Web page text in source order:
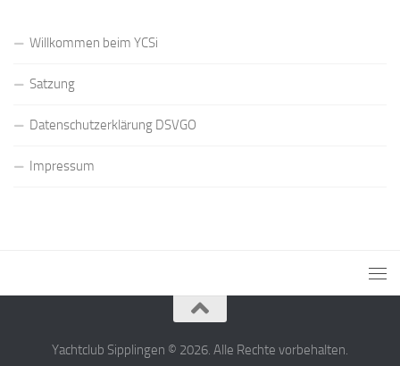
Willkommen beim YCSi
Satzung
Datenschutzerklärung DSVGO
Impressum
Yachtclub Sipplingen © 2026. Alle Rechte vorbehalten.